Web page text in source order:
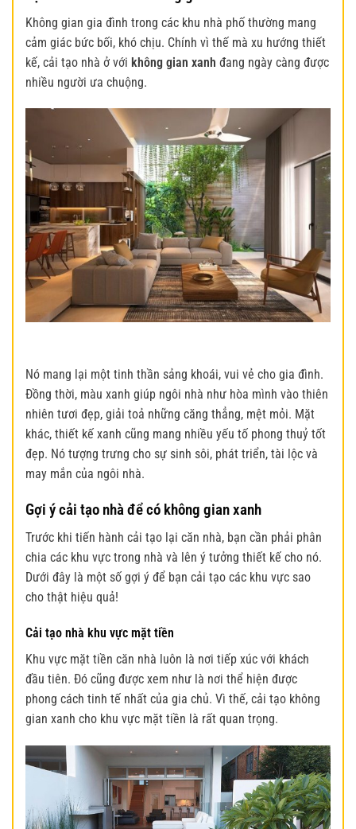
Không gian gia đình trong các khu nhà phố thường mang
cảm giác bức bối, khó chịu. Chính vì thế mà xu hướng thiết
kế, cải tạo nhà ở với không gian xanh đang ngày càng được
nhiều người ưa chuộng.
Nó mang lại một tinh thần sảng khoái, vui vẻ cho gia đình.
Đồng thời, màu xanh giúp ngôi nhà như hòa mình vào thiên
nhiên tươi đẹp, giải toả những căng thẳng, mệt mỏi. Mặt
khác, thiết kế xanh cũng mang nhiều yếu tố phong thuỷ tốt
đẹp. Nó tượng trưng cho sự sinh sôi, phát triển, tài lộc và
may mắn của ngôi nhà.
Gợi ý cải tạo nhà để có không gian xanh
Trước khi tiến hành cải tạo lại căn nhà, bạn cần phải phân
chia các khu vực trong nhà và lên ý tưởng thiết kế cho nó.
Dưới đây là một số gợi ý để bạn cải tạo các khu vực sao
cho thật hiệu quả!
Cải tạo nhà khu vực mặt tiền
Khu vực mặt tiền căn nhà luôn là nơi tiếp xúc với khách
đầu tiên. Đó cũng được xem như là nơi thể hiện được
phong cách tinh tế nhất của gia chủ. Vì thế, cải tạo không
gian xanh cho khu vực mặt tiền là rất quan trọng.